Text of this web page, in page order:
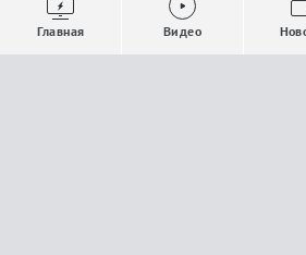
Выпуски новостей
Проекты
Общество
Главная Видео